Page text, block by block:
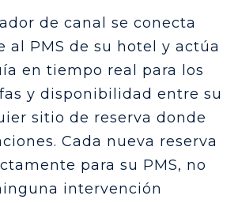
de canal se conecta
al PMS de su hotel y actúa
en tiempo real para los
y disponibilidad entre su
sitio de reserva donde
Cada nueva reserva
para su PMS, no
intervención